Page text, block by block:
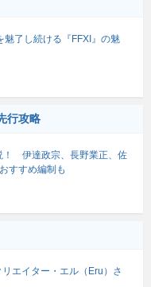
了し続ける『FFXI』の魅
行攻略
！ 伊達政宗、長野業正、佐
すすめ編制も
エイター・エル（Eru）さ